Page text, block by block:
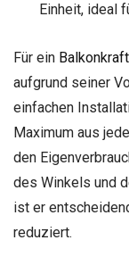
Einheit, ideal
Für ein
aufgrund seiner
einfachen
Maximum aus
den
des Winkels und
ist er
reduziert.